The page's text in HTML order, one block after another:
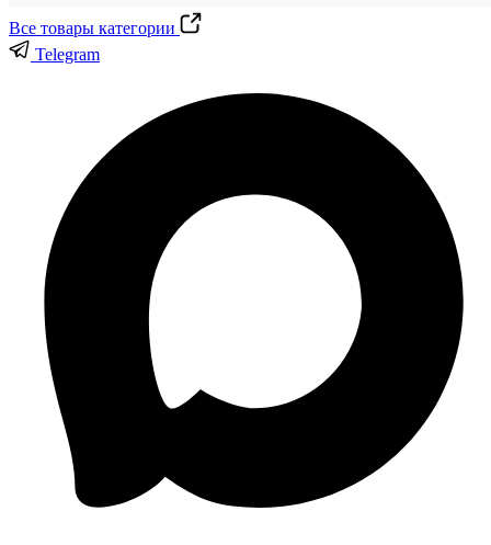
Все товары категории
Telegram